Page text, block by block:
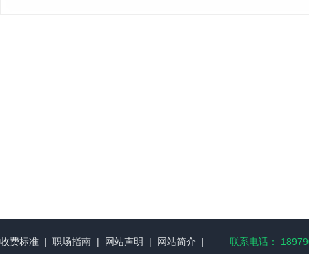
收费标准 | 职场指南 | 网站声明 | 网站简介 |
联系电话：